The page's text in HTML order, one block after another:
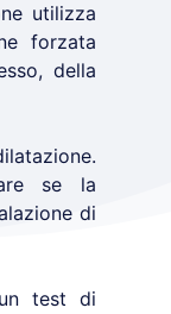
utilizza
forzata
della
se la
di
test di